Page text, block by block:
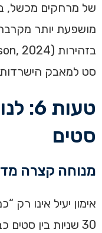
של מרחקים מכשל,
מושפעת יותר
סט למאבק
טעות
סטים
מנוחה קצרה
30 שניות בין